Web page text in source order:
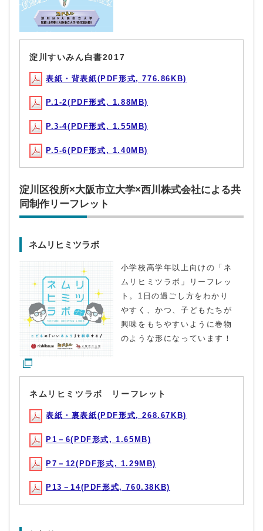
淀川すいみん白書2017
表紙・背表紙(PDF形式, 776.86KB)
P.1-2(PDF形式, 1.88MB)
P.3-4(PDF形式, 1.55MB)
P.5-6(PDF形式, 1.40MB)
淀川区役所×大阪市立大学×西川株式会社による共
同制作リーフレット
ネムリヒミツラボ
小学校高学年以上向けの「ネ
ムリヒミツラボ」リーフレッ
ト。1日の過ごし方をわかり
やすく、かつ、子どもたちが
興味をもちやすいように巻物
のような形になっています！
ネムリヒミツラボ リーフレット
表紙・裏表紙(PDF形式, 268.67KB)
P1－6(PDF形式, 1.65MB)
P7－12(PDF形式, 1.29MB)
P13－14(PDF形式, 760.38KB)